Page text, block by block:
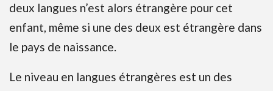
deux langues n’est alors étrangère pour cet
enfant, même si une des deux est étrangère dans
le pays de naissance.
Le niveau en langues étrangères est un des